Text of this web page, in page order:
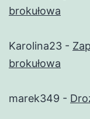
brokułowa
Karolina23 -
brokułowa
marek349 -